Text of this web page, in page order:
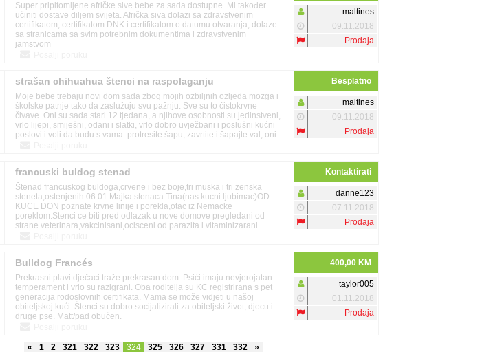
Super pripitomljene afričke sive bebe za sada dostupne. Mi također
učiniti dostave diljem svijeta. Afrička siva dolazi sa zdravstvenim
certifikatom, certifikatom DNK i certifikatom o datumu otvaranja, dolaze
sa stranicama sa svim potrebnim dokumentima i zdravstvenim
jamstvom
maltines
09.11.2018
Prodaja
strašan chihuahua štenci na raspolaganju
Moje bebe trebaju novi dom sada zbog mojih ozbiljnih ozljeda mozga i
školske patnje tako da zaslužuju svu pažnju. Sve su to čistokrvne
čivave. Oni su sada stari 12 tjedana, a njihove osobnosti su jedinstveni,
vrlo lijepi, smiješni, odani i slatki, vrlo dobro uvježbani i poslušni kućni
poslovi i voli da budu s vama. protresite šapu, zavrtite i šapajte val, oni
mnogo toga. napraviti dobru ponudu. Vrlo su zdravi i potpuno
vakcinirani, pa vas molimo da se obratite u bilo koje vrijeme i za
informacije.
Besplatno
maltines
09.11.2018
Prodaja
francuski buldog stenad
Štenad francuskog buldoga,crvene i bez boje,tri muska i tri zenska
steneta,ostenjenih 06.01.Majka stenaca Tina(nas kucni ljubimac)OD
KUCE DON poznate krvne linije i porekla,otac iz Nemacke
poreklom.Stenci ce biti pred odlazak u nove domove pregledani od
strane veterinara,vakcinisani,ocisceni od parazita i vitaminizarani.
dogovor oko dostave uz troskove transporta.Sve ostale informacije na
viber:+38169725650 Damjan
Kontaktirati
danne123
07.11.2018
Prodaja
Bulldog Francés
Prekrasni plavi dječaci traže prekrasan dom. Psići imaju nevjerojatan
temperament i vrlo su razigrani. Oba roditelja su KC registrirana s pet
generacija rodoslovnih certifikata. Mama se može vidjeti u našoj
obiteljskoj kući. Štenci su dobro socijalizirali za obiteljski život, djecu i
druge pse. Matt/pad obučen.
400,00 KM
taylor005
01.11.2018
Prodaja
« 1 2 321 322 323 324 325 326 327 331 332 »